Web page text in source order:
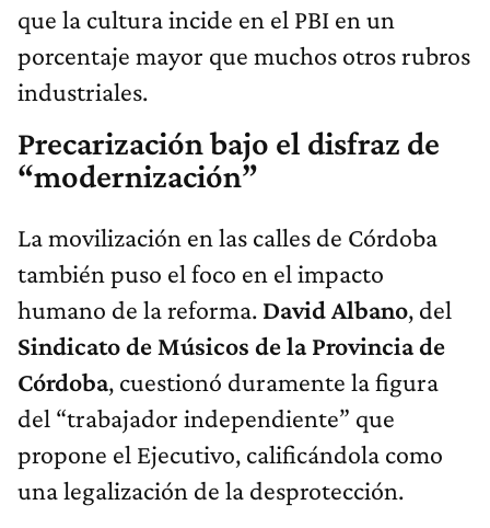
que la cultura incide en el PBI en un
porcentaje mayor que muchos otros rubros
industriales.
Precarización bajo el disfraz de
“modernización”
La movilización en las calles de Córdoba
también puso el foco en el impacto
humano de la reforma. David Albano, del
Sindicato de Músicos de la Provincia de
Córdoba, cuestionó duramente la figura
del “trabajador independiente” que
propone el Ejecutivo, calificándola como
una legalización de la desprotección.